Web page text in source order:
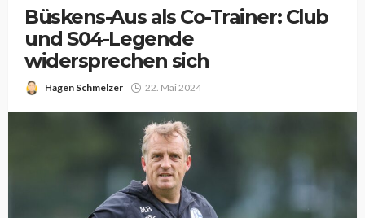
Büskens-Aus als Co-Trainer: Club
und S04-Legende
widersprechen sich
Hagen Schmelzer 22. Mai 2024